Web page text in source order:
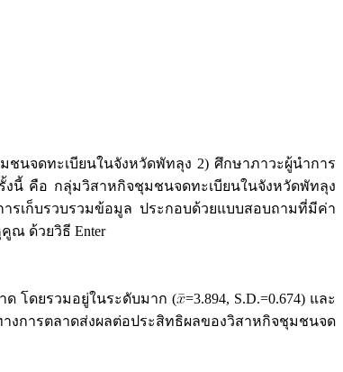
นจดทะเบียนในจังหวัดพัทลุง 2) ศึกษาภาวะผู้นำการ
งนี้ คือ กลุ่มวิสาหกิจชุมชนจดทะเบียนในจังหวัดพัทลุง
รเก็บรวบรวมข้อมูล ประกอบด้วยแบบสอบถามที่มีค่า
ณ ด้วยวิธี Enter
ด โดยรวมอยู่ในระดับมาก ( =3.894, S.D.=0.674) และ
างการตลาดส่งผลต่อประสิทธิผลของวิสาหกิจชุมชนจด